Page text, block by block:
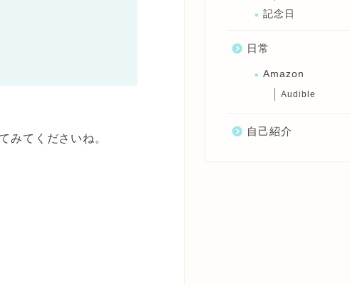
みてくださいね。
記念日
日常
Amazon
Audible
自己紹介